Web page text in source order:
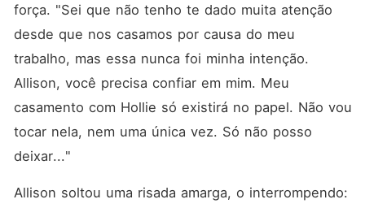
força. "Sei que não tenho te dado muita atenção
desde que nos casamos por causa do meu
trabalho, mas essa nunca foi minha intenção.
Allison, você precisa confiar em mim. Meu
casamento com Hollie só existirá no papel. Não vou
tocar nela, nem uma única vez. Só não posso
deixar..."
Allison soltou uma risada amarga, o interrompendo: